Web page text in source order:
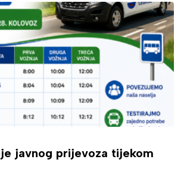
javnog prijevoza tijekom